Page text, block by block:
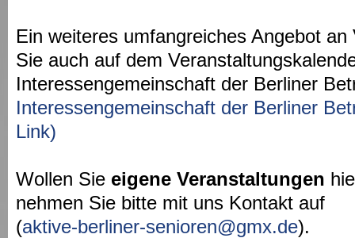
Ein weiteres umfangreiches Angebot
Sie auch auf dem
Interessengemeinschaft der Berliner
Interessengemeinschaft der Berliner
Link)
Wollen Sie eigene Veranstaltungen
nehmen Sie bitte mit uns Kontakt auf
(aktive-berliner-senioren@gmx.de).